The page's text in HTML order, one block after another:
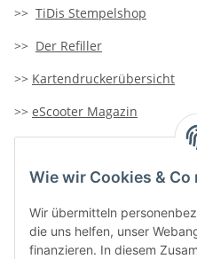
>> TiDis Stempelshop
>> Der Refiller
>> Kartendruckerübersicht
>> eScooter Magazin
>>Containersucher
>>Goldinfoseite
Wie wir Cookies & Co
Wir übermitteln
die uns helfen, unser
finanzieren. In diesem